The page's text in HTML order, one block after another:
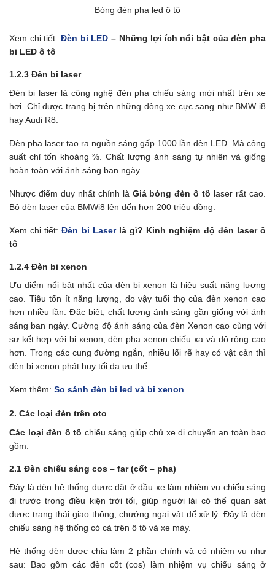
Bóng đèn pha led ô tô
Xem chi tiết: Đèn bi LED – Những lợi ích nổi bật của đèn pha
bi LED ô tô
1.2.3 Đèn bi laser
Đèn bi laser là công nghệ đèn pha chiếu sáng mới nhất trên xe
hơi. Chỉ được trang bị trên những dòng xe cực sang như BMW i8
hay Audi R8.
Đèn pha laser tạo ra nguồn sáng gấp 1000 lần đèn LED. Mà công
suất chỉ tốn khoảng ⅔. Chất lượng ánh sáng tự nhiên và giống
hoàn toàn với ánh sáng ban ngày.
Nhược điểm duy nhất chính là Giá bóng đèn ô tô laser rất cao.
Bộ đèn laser của BMWi8 lên đến hơn 200 triệu đồng.
Xem chi tiết:Đèn bi Laserlà gì? Kinh nghiệm độ đèn laser ô
tô
1.2.4 Đèn bi xenon
Ưu điểm nổi bật nhất của đèn bi xenon là hiệu suất năng lượng
cao. Tiêu tốn ít năng lượng, do vậy tuổi thọ của đèn xenon cao
hơn nhiều lần. Đặc biệt, chất lượng ánh sáng gần giống với ánh
sáng ban ngày. Cường độ ánh sáng của đèn Xenon cao cùng với
sự kết hợp với bi xenon, đèn pha xenon chiếu xa và độ rộng cao
hơn. Trong các cung đường ngắn, nhiều lối rẽ hay có vật cản thì
đèn bi xenon phát huy tối đa ưu thế.
Xem thêm: So sánh đèn bi led và bi xenon
2. Các loại đèn trên oto
Các loại đèn ô tô chiếu sáng giúp chủ xe di chuyển an toàn bao
gồm:
2.1 Đèn chiếu sáng cos – far (cốt – pha)
Đây là đèn hệ thống được đặt ở đầu xe làm nhiệm vụ chiếu sáng
đi trước trong điều kiện trời tối, giúp người lái có thể quan sát
được trạng thái giao thông, chướng ngại vật để xử lý. Đây là đèn
chiếu sáng hệ thống có cả trên ô tô và xe máy.
Hệ thống đèn được chia làm 2 phần chính và có nhiệm vụ như
sau: Bao gồm các đèn cốt (cos) làm nhiệm vụ chiếu sáng ở